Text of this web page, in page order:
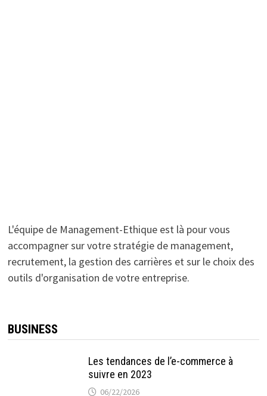
L'équipe de Management-Ethique est là pour vous
accompagner sur votre stratégie de management,
recrutement, la gestion des carrières et sur le choix des
outils d'organisation de votre entreprise.
BUSINESS
Les tendances de l’e-commerce à
suivre en 2023
06/22/2026